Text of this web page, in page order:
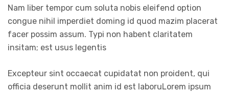
Nam liber tempor cum soluta nobis eleifend option
congue nihil imperdiet doming id quod mazim placerat
facer possim assum. Typi non habent claritatem
insitam; est usus legentis
Excepteur sint occaecat cupidatat non proident, qui
officia deserunt mollit anim id est laboruLorem ipsum